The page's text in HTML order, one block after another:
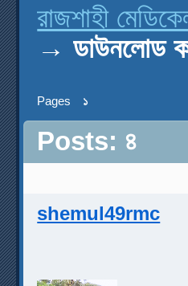
রাজশাহী
→
Pages ১
Posts: ৪
shemul49rmc